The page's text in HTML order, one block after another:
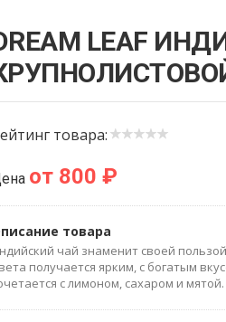
LEAF
товара:
от 800 ₽
товара
чай знаменит своей
получается ярким, с богатым
с лимоном, сахаром и мятой.